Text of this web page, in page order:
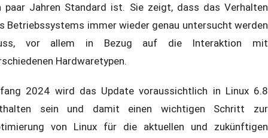
paar Jahren Standard ist. Sie zeigt, dass das Verhalten
Betriebssystems immer wieder genau untersucht werden
vor allem in Bezug auf die Interaktion mit
Hardwaretypen.
2024 wird das Update voraussichtlich in Linux 6.8
sein und damit einen wichtigen Schritt zur
von Linux für die aktuellen und zukünftigen